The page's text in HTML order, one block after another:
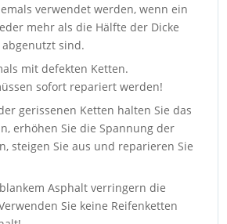
verwendet werden, wenn ein
mehr als die Hälfte der Dicke
sind.
mit defekten Ketten.
sofort repariert werden!
gerissenen Ketten halten Sie das
erhöhen Sie die Spannung der
steigen Sie aus und reparieren Sie
Asphalt verringern die
Sie keine Reifenketten